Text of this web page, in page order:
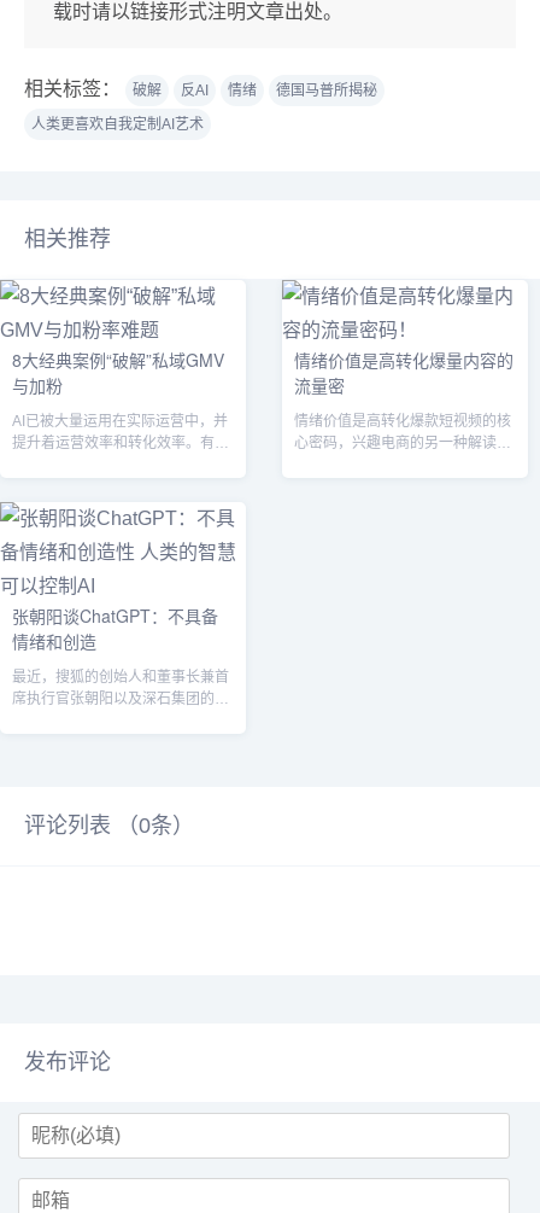
载时请以链接形式注明文章出处。
相关标签： 破解 反AI 情绪
德国马普所揭秘
人类更喜欢自我定制AI艺术
相关推荐
8大经典案例“破解”私域GMV
与加粉
AI已被大量运用在实际运营中，并
提升着运营效率和转化效率。有哪
情绪价值是高转化爆量内容的
流量密
情绪价值是高转化爆款短视频的核
心密码，兴趣电商的另一种解读方
张朝阳谈ChatGPT：不具备
情绪和创造
最近，搜狐的创始人和董事长兼首
席执行官张朝阳以及深石集团的创
评论列表 （0条）
发布评论